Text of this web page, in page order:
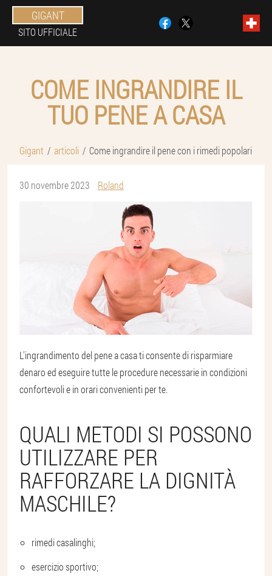
GIGANT
SITO UFFICIALE
COME INGRANDIRE IL
TUO PENE A CASA
Gigant articoli Come ingrandire il pene con i rimedi popolari
30 novembre 2023 Roland
L'ingrandimento del pene a casa ti consente di risparmiare
denaro ed eseguire tutte le procedure necessarie in condizioni
confortevoli e in orari convenienti per te.
QUALI METODI SI POSSONO
UTILIZZARE PER
RAFFORZARE LA DIGNITÀ
MASCHILE?
rimedi casalinghi;
esercizio sportivo;